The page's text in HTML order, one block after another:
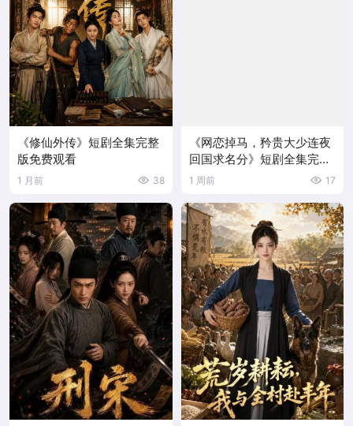
《修仙外传》短剧全集完整
版免费观看
1 月前 38
《网恋掉马，矜贵大少连夜
回国求名分》短剧全集完整
版免费观看
1 周前 17